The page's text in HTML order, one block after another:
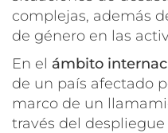
complejas, además
de género en las
En el ámbito
de un país afectado
marco de un
través del